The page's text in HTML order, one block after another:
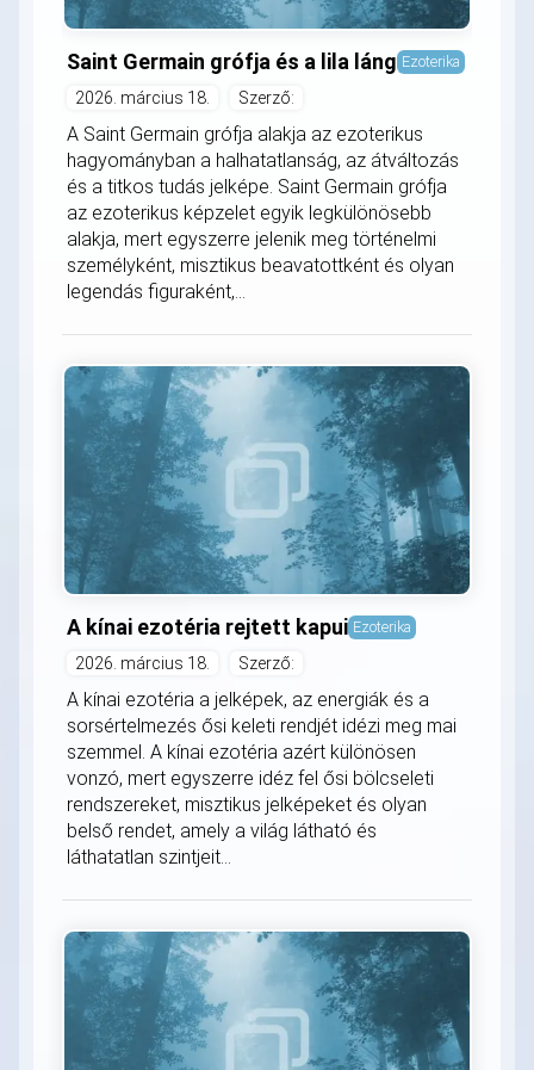
Saint Germain grófja és a lila láng Ezoterika
2026. március 18. Szerző:
A Saint Germain grófja alakja az ezoterikus
hagyományban a halhatatlanság, az átváltozás
és a titkos tudás jelképe. Saint Germain grófja
az ezoterikus képzelet egyik legkülönösebb
alakja, mert egyszerre jelenik meg történelmi
személyként, misztikus beavatottként és olyan
legendás figuraként,...
A kínai ezotéria rejtett kapui Ezoterika
2026. március 18. Szerző:
A kínai ezotéria a jelképek, az energiák és a
sorsértelmezés ősi keleti rendjét idézi meg mai
szemmel. A kínai ezotéria azért különösen
vonzó, mert egyszerre idéz fel ősi bölcseleti
rendszereket, misztikus jelképeket és olyan
belső rendet, amely a világ látható és
láthatatlan szintjeit...